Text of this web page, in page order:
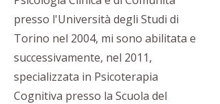
presso l'Università degli Studi di
Torino nel 2004, mi sono abilitata e
successivamente, nel 2011,
specializzata in Psicoterapia
Cognitiva presso la Scuola del